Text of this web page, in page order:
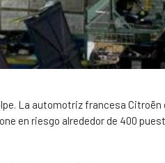
La automotriz francesa Citroën
en riesgo alrededor de 400